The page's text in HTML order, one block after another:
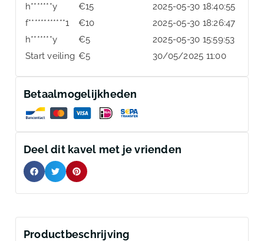
h*******y
€15
2025-05-30 18:40:55
f************1
€10
2025-05-30 18:26:47
h*******y
€5
2025-05-30 15:59:53
Start veiling €5 30/05/2025 11:00
Betaalmogelijkheden
Deel dit kavel met je vrienden
Productbeschrijving